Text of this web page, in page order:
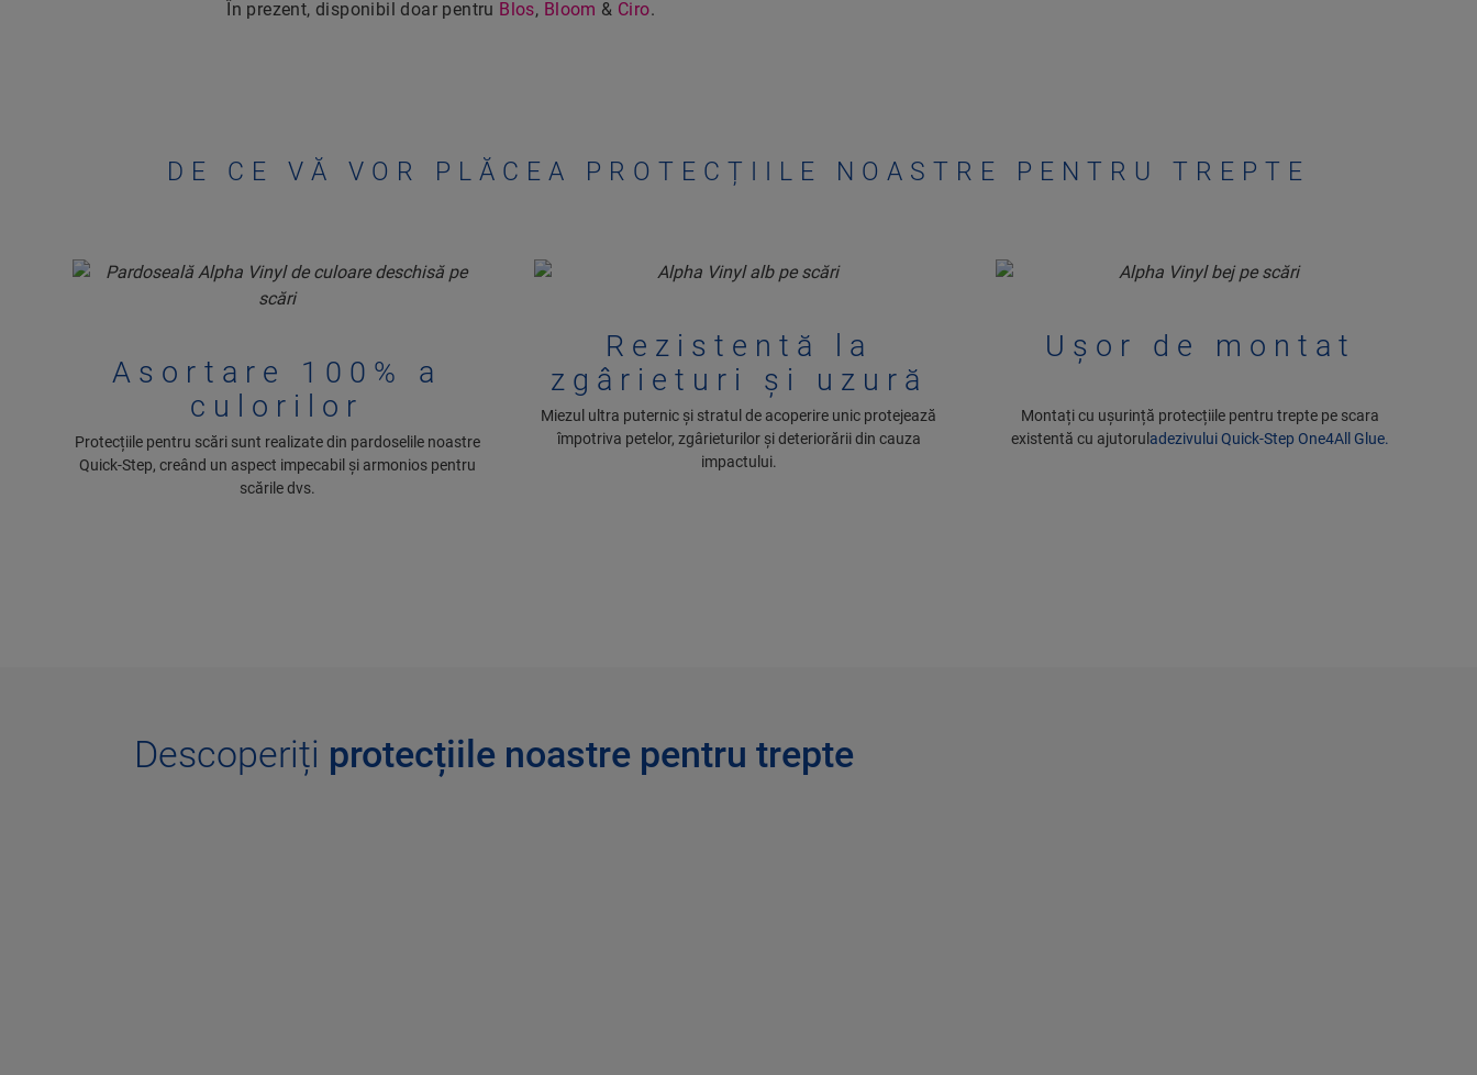
În prezent, disponibil doar pentru Blos, Bloom & Ciro.
DE CE VĂ VOR PLĂCEA PROTECȚIILE NOASTRE PENTRU TREPTE
Asortare 100% a
culorilor
Protecțiile pentru scări sunt realizate din pardoselile noastre
Quick-Step, creând un aspect impecabil și armonios pentru
scările dvs.
Rezistentă la
zgârieturi și uzură
Miezul ultra puternic și stratul de acoperire unic protejează
împotriva petelor, zgârieturilor și deteriorării din cauza
impactului.
Ușor de montat
Montați cu ușurință protecțiile pentru trepte pe scara
existentă cu ajutorul adezivului Quick-Step One4All Glue.
Descoperiți protecțiile noastre pentru trepte